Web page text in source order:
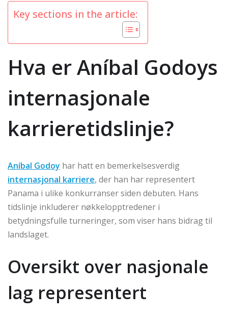
Key sections in the article:
Hva er Aníbal Godoys
internasjonale
karrieretidslinje?
Aníbal Godoy har hatt en bemerkelsesverdig
internasjonal karriere, der han har representert
Panama i ulike konkurranser siden debuten. Hans
tidslinje inkluderer nøkkelopptredener i
betydningsfulle turneringer, som viser hans bidrag til
landslaget.
Oversikt over nasjonale
lag representert